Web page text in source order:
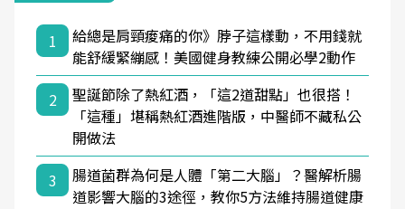
1
給總是肩頸痠痛的你》脖子這樣動，不用錢就
能舒緩緊繃感！美國健身教練公開必學2動作
2
聖誕節除了熱紅酒，「這2道甜點」也很搭！
「這種」堪稱熱紅酒進階版，中醫師不藏私公
開做法
3
腸道菌群為何是人體「第二大腦」？醫解析腸
道影響大腦的3途徑，教你5方法維持腸道健康